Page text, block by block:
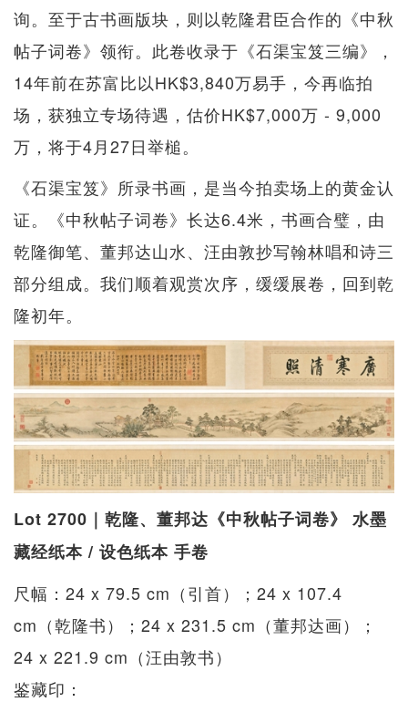
询。至于古书画版块，则以乾隆君臣合作的《中秋
帖子词卷》领衔。此卷收录于《石渠宝笈三编》，
14年前在苏富比以HK$3,840万易手，今再临拍
场，获独立专场待遇，估价HK$7,000万 - 9,000
万，将于4月27日举槌。
《石渠宝笈》所录书画，是当今拍卖场上的黄金认
证。《中秋帖子词卷》长达6.4米，书画合璧，由
乾隆御笔、董邦达山水、汪由敦抄写翰林唱和诗三
部分组成。我们顺着观赏次序，缓缓展卷，回到乾
隆初年。
Lot 2700｜乾隆、董邦达《中秋帖子词卷》 水墨
藏经纸本 / 设色纸本 手卷
尺幅：24 x 79.5 cm（引首）；24 x 107.4
cm（乾隆书）；24 x 231.5 cm（董邦达画）；
24 x 221.9 cm（汪由敦书）
鉴藏印：